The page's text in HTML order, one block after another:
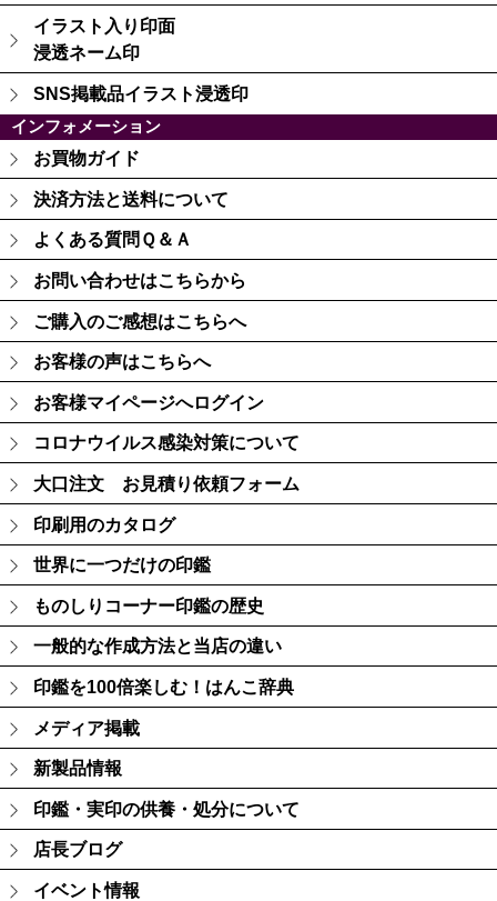
イラスト入り印面
浸透ネーム印
SNS掲載品イラスト浸透印
インフォメーション
お買物ガイド
決済方法と送料について
よくある質問Ｑ＆Ａ
お問い合わせはこちらから
ご購入のご感想はこちらへ
お客様の声はこちらへ
お客様マイページへログイン
コロナウイルス感染対策について
大口注文 お見積り依頼フォーム
印刷用のカタログ
世界に一つだけの印鑑
ものしりコーナー印鑑の歴史
一般的な作成方法と当店の違い
印鑑を100倍楽しむ！はんこ辞典
メディア掲載
新製品情報
印鑑・実印の供養・処分について
店長ブログ
イベント情報